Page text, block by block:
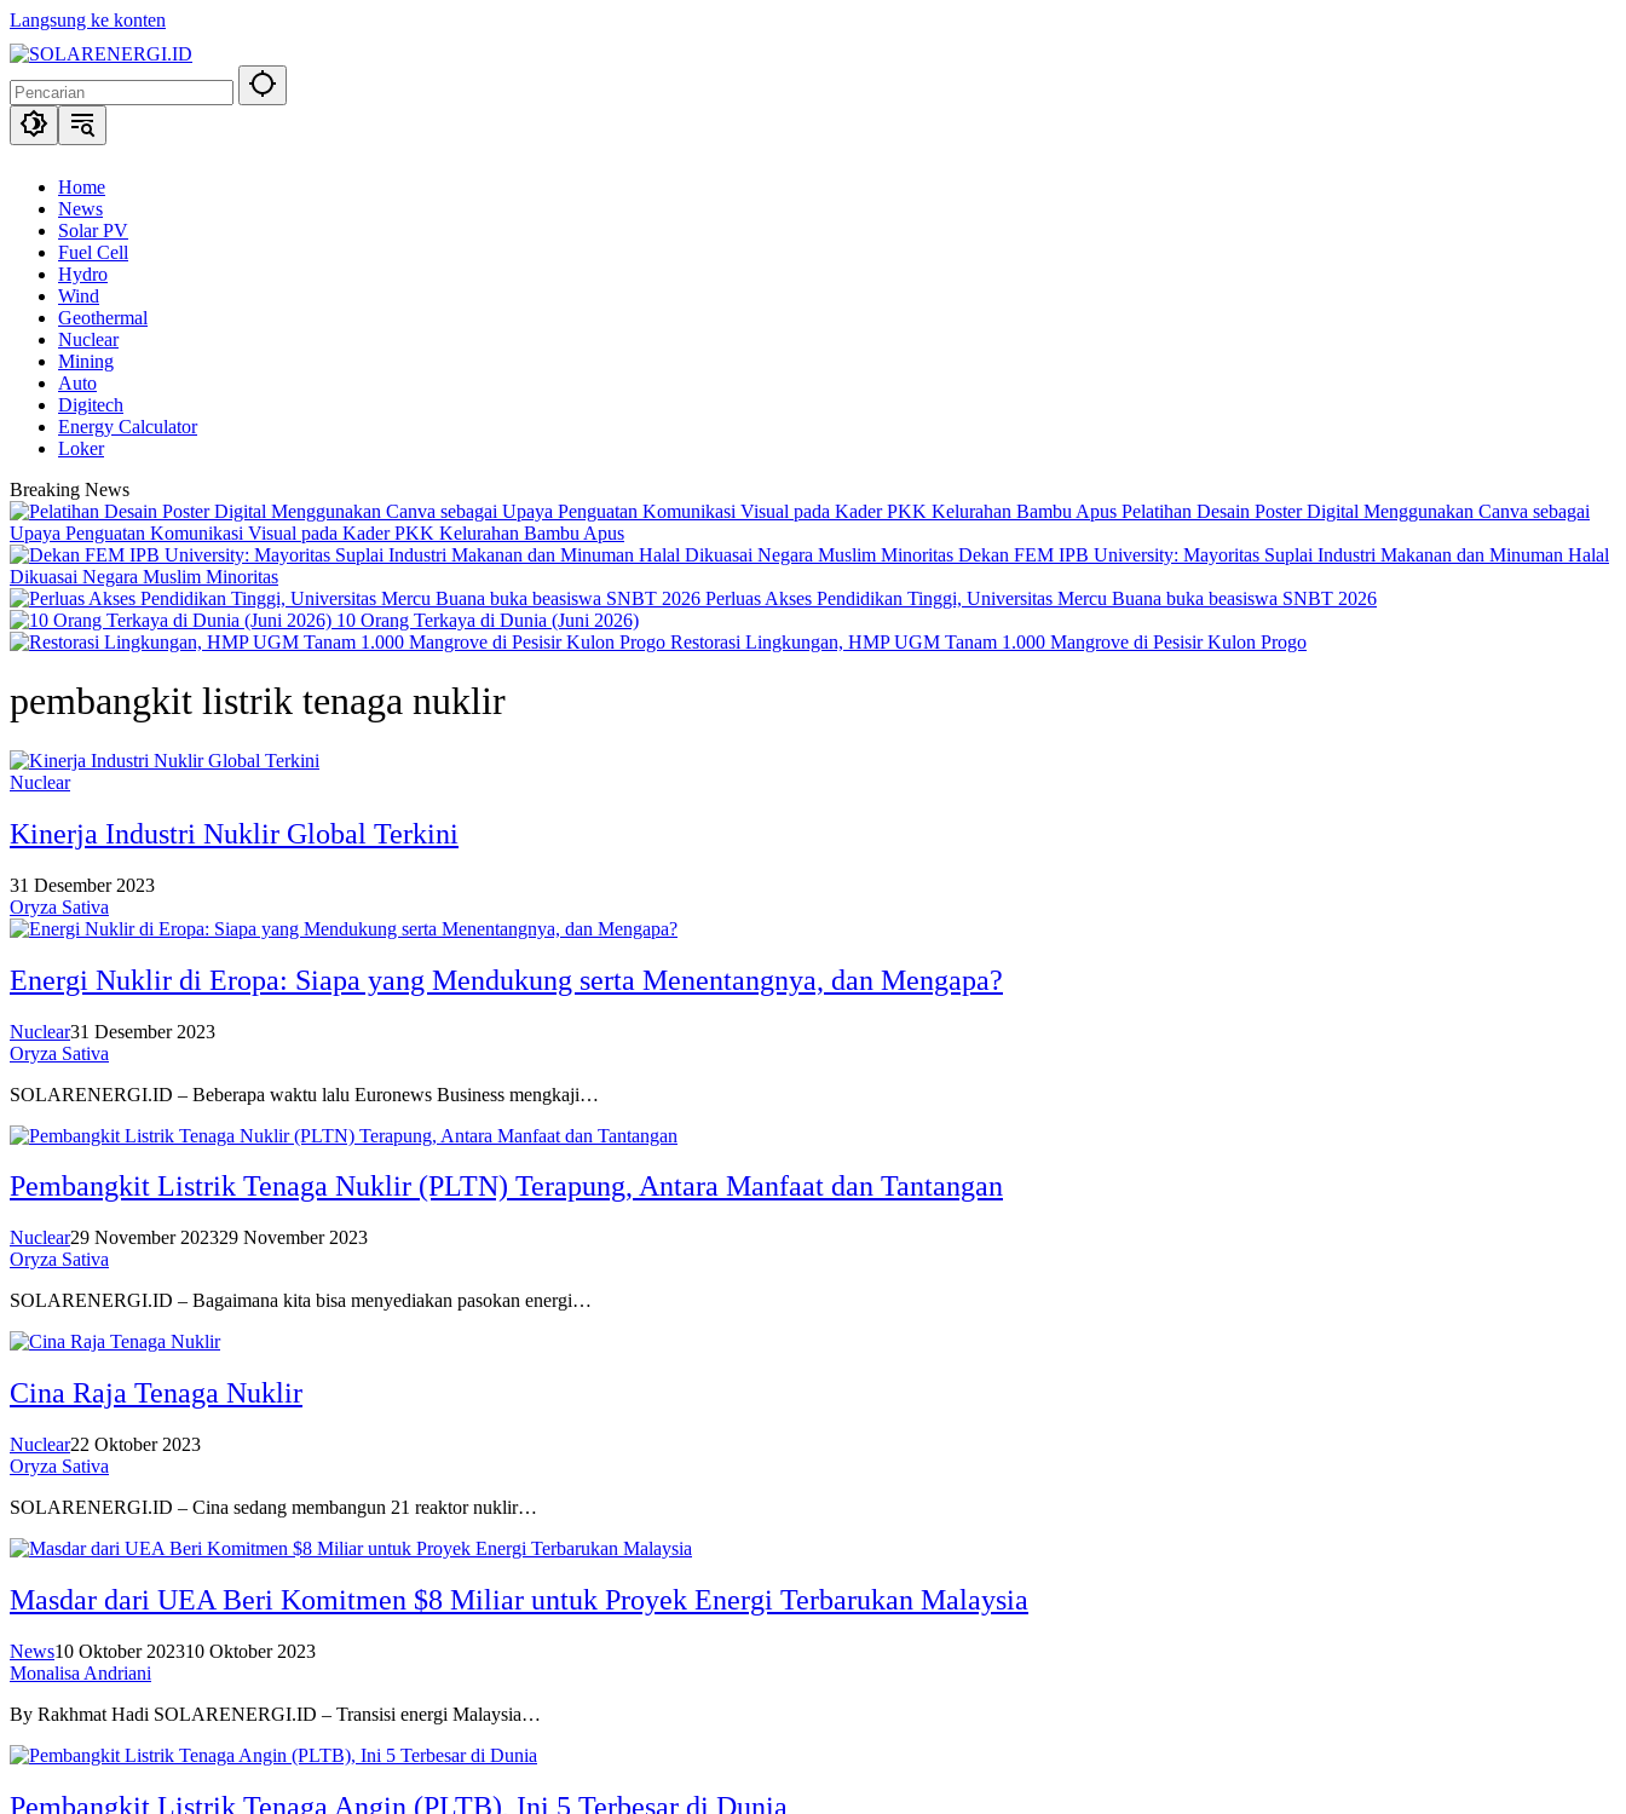
Langsung ke konten
Home
News
Solar PV
Fuel Cell
Hydro
Wind
Geothermal
Nuclear
Mining
Auto
Digitech
Energy Calculator
Loker
Breaking News
Pelatihan Desain Poster Digital Menggunakan Canva sebagai
Upaya Penguatan Komunikasi Visual pada Kader PKK Kelurahan Bambu Apus
Dekan FEM IPB University: Mayoritas Suplai Industri Makanan dan Minuman Halal
Dikuasai Negara Muslim Minoritas
Perluas Akses Pendidikan Tinggi, Universitas Mercu Buana buka beasiswa SNBT 2026
10 Orang Terkaya di Dunia (Juni 2026)
Restorasi Lingkungan, HMP UGM Tanam 1.000 Mangrove di Pesisir Kulon Progo
pembangkit listrik tenaga nuklir
Nuclear
Kinerja Industri Nuklir Global Terkini
31 Desember 2023
Oryza Sativa
Energi Nuklir di Eropa: Siapa yang Mendukung serta Menentangnya, dan Mengapa?
Nuclear31 Desember 2023
Oryza Sativa
SOLARENERGI.ID – Beberapa waktu lalu Euronews Business mengkaji…
Pembangkit Listrik Tenaga Nuklir (PLTN) Terapung, Antara Manfaat dan Tantangan
Nuclear29 November 202329 November 2023
Oryza Sativa
SOLARENERGI.ID – Bagaimana kita bisa menyediakan pasokan energi…
Cina Raja Tenaga Nuklir
Nuclear22 Oktober 2023
Oryza Sativa
SOLARENERGI.ID – Cina sedang membangun 21 reaktor nuklir…
Masdar dari UEA Beri Komitmen $8 Miliar untuk Proyek Energi Terbarukan Malaysia
News10 Oktober 202310 Oktober 2023
Monalisa Andriani
By Rakhmat Hadi SOLARENERGI.ID – Transisi energi Malaysia…
Pembangkit Listrik Tenaga Angin (PLTB), Ini 5 Terbesar di Dunia